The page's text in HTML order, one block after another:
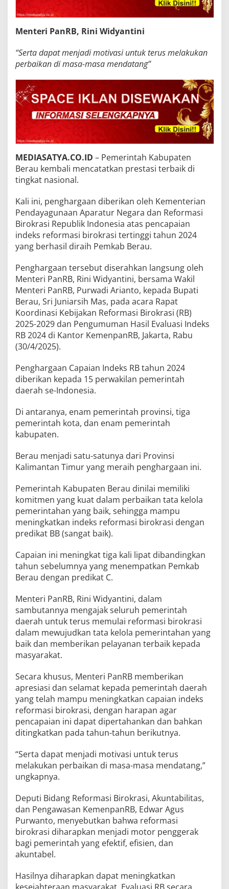
Menteri PanRB, Rini Widyantini
“Serta dapat menjadi motivasi untuk terus melakukan
perbaikan di masa-masa mendatang”
MEDIASATYA.CO.ID – Pemerintah Kabupaten
Berau kembali mencatatkan prestasi terbaik di
tingkat nasional.
Kali ini, penghargaan diberikan oleh Kementerian
Pendayagunaan Aparatur Negara dan Reformasi
Birokrasi Republik Indonesia atas pencapaian
indeks reformasi birokrasi tertinggi tahun 2024
yang berhasil diraih Pemkab Berau.
Penghargaan tersebut diserahkan langsung oleh
Menteri PanRB, Rini Widyantini, bersama Wakil
Menteri PanRB, Purwadi Arianto, kepada Bupati
Berau, Sri Juniarsih Mas, pada acara Rapat
Koordinasi Kebijakan Reformasi Birokrasi (RB)
2025-2029 dan Pengumuman Hasil Evaluasi Indeks
RB 2024 di Kantor KemenpanRB, Jakarta, Rabu
(30/4/2025).
Penghargaan Capaian Indeks RB tahun 2024
diberikan kepada 15 perwakilan pemerintah
daerah se-Indonesia.
Di antaranya, enam pemerintah provinsi, tiga
pemerintah kota, dan enam pemerintah
kabupaten.
Berau menjadi satu-satunya dari Provinsi
Kalimantan Timur yang meraih penghargaan ini.
Pemerintah Kabupaten Berau dinilai memiliki
komitmen yang kuat dalam perbaikan tata kelola
pemerintahan yang baik, sehingga mampu
meningkatkan indeks reformasi birokrasi dengan
predikat BB (sangat baik).
Capaian ini meningkat tiga kali lipat dibandingkan
tahun sebelumnya yang menempatkan Pemkab
Berau dengan predikat C.
Menteri PanRB, Rini Widyantini, dalam
sambutannya mengajak seluruh pemerintah
daerah untuk terus memulai reformasi birokrasi
dalam mewujudkan tata kelola pemerintahan yang
baik dan memberikan pelayanan terbaik kepada
masyarakat.
Secara khusus, Menteri PanRB memberikan
apresiasi dan selamat kepada pemerintah daerah
yang telah mampu meningkatkan capaian indeks
reformasi birokrasi, dengan harapan agar
pencapaian ini dapat dipertahankan dan bahkan
ditingkatkan pada tahun-tahun berikutnya.
“Serta dapat menjadi motivasi untuk terus
melakukan perbaikan di masa-masa mendatang,”
ungkapnya.
Deputi Bidang Reformasi Birokrasi, Akuntabilitas,
dan Pengawasan KemenpanRB, Edwar Agus
Purwanto, menyebutkan bahwa reformasi
birokrasi diharapkan menjadi motor penggerak
bagi pemerintah yang efektif, efisien, dan
akuntabel.
Hasilnya diharapkan dapat meningkatkan